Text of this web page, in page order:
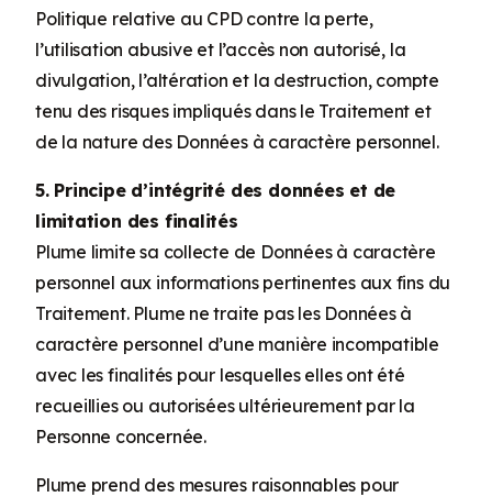
Politique relative au CPD contre la perte,
l’utilisation abusive et l’accès non autorisé, la
divulgation, l’altération et la destruction, compte
tenu des risques impliqués dans le Traitement et
de la nature des Données à caractère personnel.
5. Principe d’intégrité des données et de
limitation des finalités
Plume limite sa collecte de Données à caractère
personnel aux informations pertinentes aux fins du
Traitement. Plume ne traite pas les Données à
caractère personnel d’une manière incompatible
avec les finalités pour lesquelles elles ont été
recueillies ou autorisées ultérieurement par la
Personne concernée.
Plume prend des mesures raisonnables pour